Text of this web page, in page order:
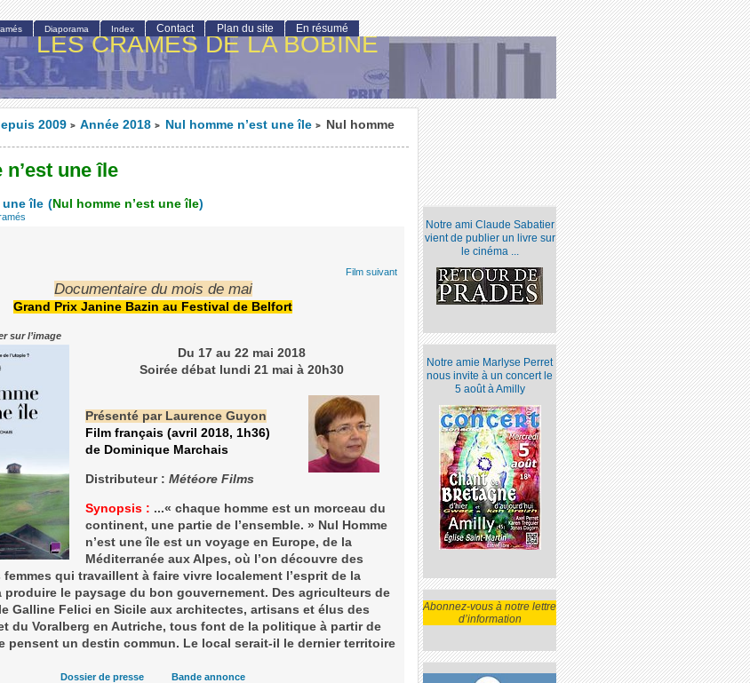
LES CRAMÉS DE LA BOBINE
2009 > Année 2018 > Nul homme n’est une île >
Nul homme
une île
une île (Nul homme n’est une île)
Film suivant
Documentaire du mois de mai
Grand Prix Janine Bazin au Festival de Belfort
sur l’image
Du 17 au 22 mai 2018
Soirée débat lundi 21 mai à 20h30
Présenté par Laurence Guyon
Film français (avril 2018, 1h36)
de Dominique Marchais
Distributeur : Météore Films
Synopsis : ...« chaque homme est un morceau du
continent, une partie de l’ensemble. » Nul Homme
n’est une île est un voyage en Europe, de la
Méditerranée aux Alpes, où l’on découvre des
femmes qui travaillent à faire vivre localement l’esprit de la
produire le paysage du bon gouvernement. Des agriculteurs de
Galline Felici en Sicile aux architectes, artisans et élus des
du Voralberg en Autriche, tous font de la politique à partir de
pensent un destin commun. Le local serait-il le dernier territoire
Dossier de presse Bande annonce
Notre ami Claude Sabatier
vient de publier un livre sur
le cinéma ...
Notre amie Marlyse Perret
nous invite à un concert le
5 août à Amilly
Abonnez-vous à notre lettre
d’information
Diaporama Index Contact Plan du site En résumé